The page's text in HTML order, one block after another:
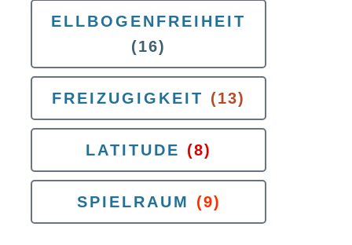
ELLBOGENFREIHEIT
(16)
FREIZUGIGKEIT (13)
LATITUDE (8)
SPIELRAUM (9)